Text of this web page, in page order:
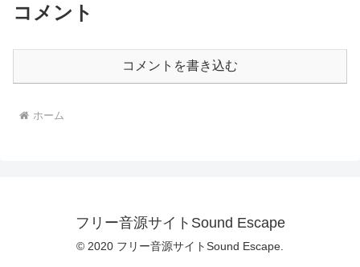
コメント
コメントを書き込む
ホーム
フリー音源サイトSound Escape
© 2020 フリー音源サイトSound Escape.